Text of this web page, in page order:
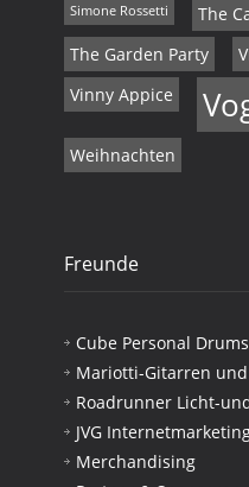
Simone Rossetti
The
The Garden Party
Vinny Appice
Weihnachten
Freunde
Cube Personal Drums
Mariotti-Gitarren und
Roadrunner Licht-
JVG
Merchandising